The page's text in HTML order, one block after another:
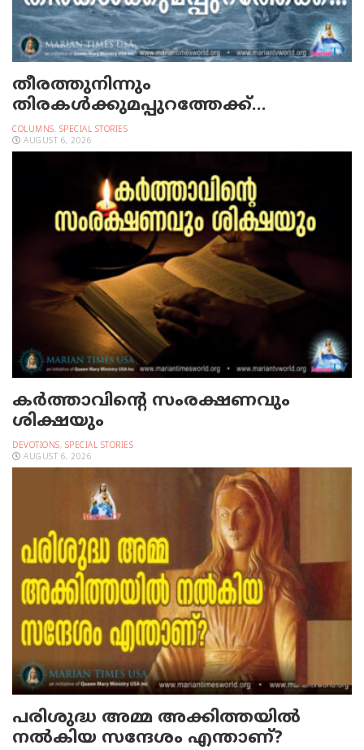
തീരത്തുനിന്നും
തിരകള്‍ക്കുമപ്പുറത്തേക്ക്…
COLUMNS, SPECIAL STORIES
AUGUST 6, 2026
കർത്താവിന്റെ സംരക്ഷണവും
ശിക്ഷയും
DEVOTIONS, SPECIAL STORIES
AUGUST 6, 2026
പരിശുദ്ധ അമ്മ അക്കിത്തയില്‍
നല്‍കിയ സന്ദേശം എന്താണ്?